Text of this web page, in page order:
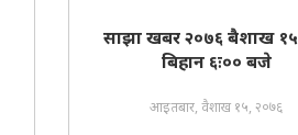
साझा खबर २०७६ बैशाख
बिहान ६ः०० बजे
आइतबार, वैशाख १५, २०७६